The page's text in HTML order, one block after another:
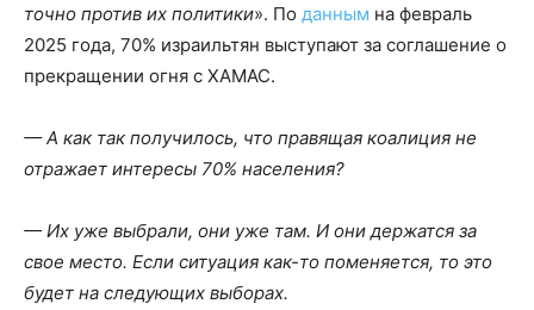
точно против их политики». По данным на февраль
2025 года, 70% израильтян выступают за соглашение о
прекращении огня с ХАМАС.
— А как так получилось, что правящая коалиция не
отражает интересы 70% населения?
— Их уже выбрали, они уже там. И они держатся за
свое место. Если ситуация как-то поменяется, то это
будет на следующих выборах.